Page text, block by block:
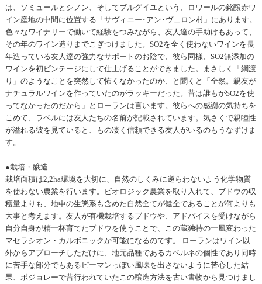
は、ソミュールとシノン、そしてブルグイユという、ロワールの銘醸赤ワ
イン産地の中間に位置する「サヴィニー･アン･ヴェロン村」にあります。
色々なワイナリーで働いて経験をつみながら、友人達の手助けもあって、
その年のワイン造りまでこぎつけました。SO2を全く使わないワインを長
年造っている友人達の強力なサポートのお陰で、彼ら同様、SO2無添加の
ワインを初ビンテージにして仕上げることができました。まさしく「綱渡
り」のようなことを突然して怖くなかったのか、と聞くと「全然。親友が
ナチュラルワインを作っていたのがラッキーだった。昔は誰もがSO2を使
ってなかったのだから」とローランは言います。彼らへの感謝の気持ちを
こめて、ラベルには友人たちの名前が記載されています。気さくで親睦性
が溢れる彼を見ていると、もの凄く信頼できる友人がいるのもうなずけま
す。
●栽培・醸造
栽培面積は2,2ha環境を大切に、自然のしくみに逆らわないよう化学物質
を使わない農業を行います。ビオロジック農業を取り入れて、ブドウの収
穫量よりも、地中の生態系も含めた自然全てが健全であることが何よりも
大事と考えます。友人が有機栽培するブドウや、アドバイスを受けながら
自分自身が精一杯育てたブドウを使うことで、この蔵独特の一風変わった
マセラシオン・カルボニックが可能になるのです。 ローランはワイン以
外からアプローチしただけに、地元品種であるカベルネの個性であり同時
に苦手な部分でもあるピーマンっぽい風味を出さないように苦心した結
果、ボジョレーで昔行われていたこの醸造方法を古い書物から見つけまし